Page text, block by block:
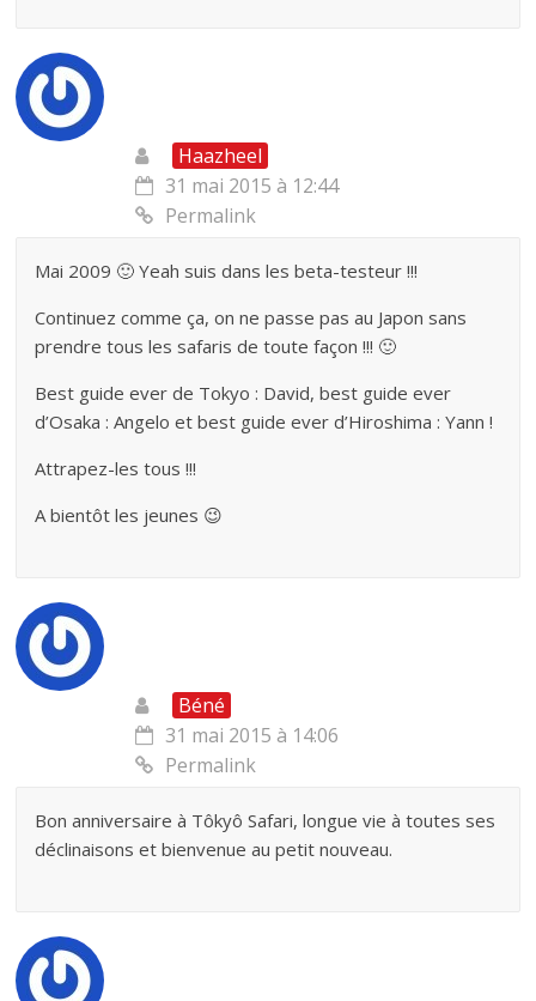
Haazheel
31 mai 2015 à 12:44
Permalink
Mai 2009 🙂 Yeah suis dans les beta-testeur !!!
Continuez comme ça, on ne passe pas au Japon sans
prendre tous les safaris de toute façon !!! 🙂
Best guide ever de Tokyo : David, best guide ever
d’Osaka : Angelo et best guide ever d’Hiroshima : Yann !
Attrapez-les tous !!!
A bientôt les jeunes 😉
Béné
31 mai 2015 à 14:06
Permalink
Bon anniversaire à Tôkyô Safari, longue vie à toutes ses
déclinaisons et bienvenue au petit nouveau.